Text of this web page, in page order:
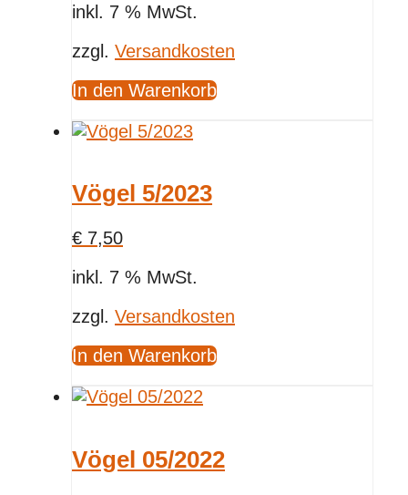
inkl. 7 % MwSt.
zzgl. Versandkosten
In den Warenkorb
Vögel 5/2023
€ 7,50
inkl. 7 % MwSt.
zzgl. Versandkosten
In den Warenkorb
Vögel 05/2022